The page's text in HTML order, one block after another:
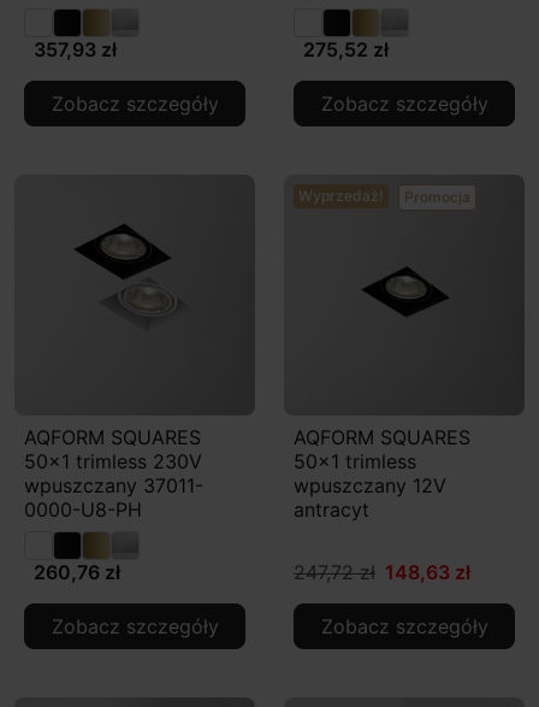
357,93 zł
Zobacz szczegóły
275,52 zł
Zobacz szczegóły
AQFORM SQUARES
50x1 trimless 230V
wpuszczany 37011-
0000-U8-PH
260,76 zł
Zobacz szczegóły
Wyprzedaż! Promocja
AQFORM SQUARES
50x1 trimless
wpuszczany 12V
antracyt
247,72 zł 148,63 zł
Zobacz szczegóły